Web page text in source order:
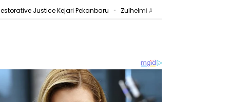
Justice Kejari Pekanbaru
Zulhelmi Arifin Resmi Jabat Sekda
Patroli Rutin
Zulhelmi Arifin Resmi Jabat
Patroli Rutin PWI Pekanbaru dan KPU Teken MoU, Perkuat Tugas